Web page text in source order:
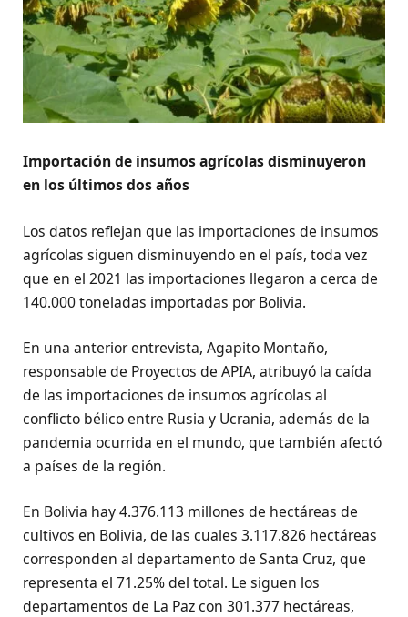
Importación de insumos agrícolas disminuyeron
en los últimos dos años
Los datos reflejan que las importaciones de insumos
agrícolas siguen disminuyendo en el país, toda vez
que en el 2021 las importaciones llegaron a cerca de
140.000 toneladas importadas por Bolivia.
En una anterior entrevista, Agapito Montaño,
responsable de Proyectos de APIA, atribuyó la caída
de las importaciones de insumos agrícolas al
conflicto bélico entre Rusia y Ucrania, además de la
pandemia ocurrida en el mundo, que también afectó
a países de la región.
En Bolivia hay 4.376.113 millones de hectáreas de
cultivos en Bolivia, de las cuales 3.117.826 hectáreas
corresponden al departamento de Santa Cruz, que
representa el 71.25% del total. Le siguen los
departamentos de La Paz con 301.377 hectáreas,